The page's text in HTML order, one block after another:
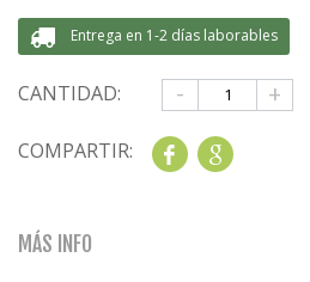
Entrega en 1-2 días laborables
CANTIDAD: - +
COMPARTIR: Share
MÁS INFO